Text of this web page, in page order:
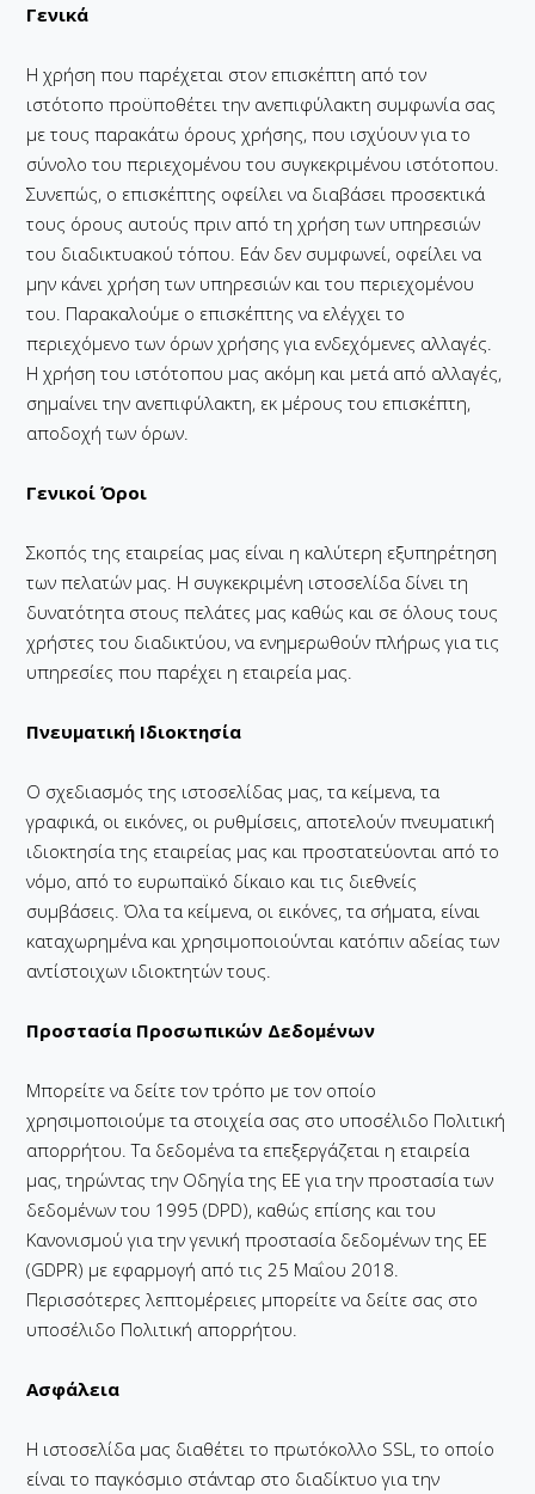
Γενικά
Η χρήση που παρέχεται στον επισκέπτη από τον
ιστότοπο προϋποθέτει την ανεπιφύλακτη συμφωνία σας
με τους παρακάτω όρους χρήσης, που ισχύουν για το
σύνολο του περιεχομένου του συγκεκριμένου ιστότοπου.
Συνεπώς, ο επισκέπτης οφείλει να διαβάσει προσεκτικά
τους όρους αυτούς πριν από τη χρήση των υπηρεσιών
του διαδικτυακού τόπου. Εάν δεν συμφωνεί, οφείλει να
μην κάνει χρήση των υπηρεσιών και του περιεχομένου
του. Παρακαλούμε ο επισκέπτης να ελέγχει το
περιεχόμενο των όρων χρήσης για ενδεχόμενες αλλαγές.
Η χρήση του ιστότοπου μας ακόμη και μετά από αλλαγές,
σημαίνει την ανεπιφύλακτη, εκ μέρους του επισκέπτη,
αποδοχή των όρων.
Γενικοί Όροι
Σκοπός της εταιρείας μας είναι η καλύτερη εξυπηρέτηση
των πελατών μας. Η συγκεκριμένη ιστοσελίδα δίνει τη
δυνατότητα στους πελάτες μας καθώς και σε όλους τους
χρήστες του διαδικτύου, να ενημερωθούν πλήρως για τις
υπηρεσίες που παρέχει η εταιρεία μας.
Πνευματική Ιδιοκτησία
Ο σχεδιασμός της ιστοσελίδας μας, τα κείμενα, τα
γραφικά, οι εικόνες, οι ρυθμίσεις, αποτελούν πνευματική
ιδιοκτησία της εταιρείας μας και προστατεύονται από το
νόμο, από το ευρωπαϊκό δίκαιο και τις διεθνείς
συμβάσεις. Όλα τα κείμενα, οι εικόνες, τα σήματα, είναι
καταχωρημένα και χρησιμοποιούνται κατόπιν αδείας των
αντίστοιχων ιδιοκτητών τους.
Προστασία Προσωπικών Δεδομένων
Μπορείτε να δείτε τον τρόπο με τον οποίο
χρησιμοποιούμε τα στοιχεία σας στο υποσέλιδο Πολιτική
απορρήτου. Τα δεδομένα τα επεξεργάζεται η εταιρεία
μας, τηρώντας την Οδηγία της ΕΕ για την προστασία των
δεδομένων του 1995 (DPD), καθώς επίσης και του
Κανονισμού για την γενική προστασία δεδομένων της ΕΕ
(GDPR) με εφαρμογή από τις 25 Μαΐου 2018.
Περισσότερες λεπτομέρειες μπορείτε να δείτε σας στο
υποσέλιδο Πολιτική απορρήτου.
Ασφάλεια
Η ιστοσελίδα μας διαθέτει το πρωτόκολλο SSL, το οποίο
είναι το παγκόσμιο στάνταρ στο διαδίκτυο για την